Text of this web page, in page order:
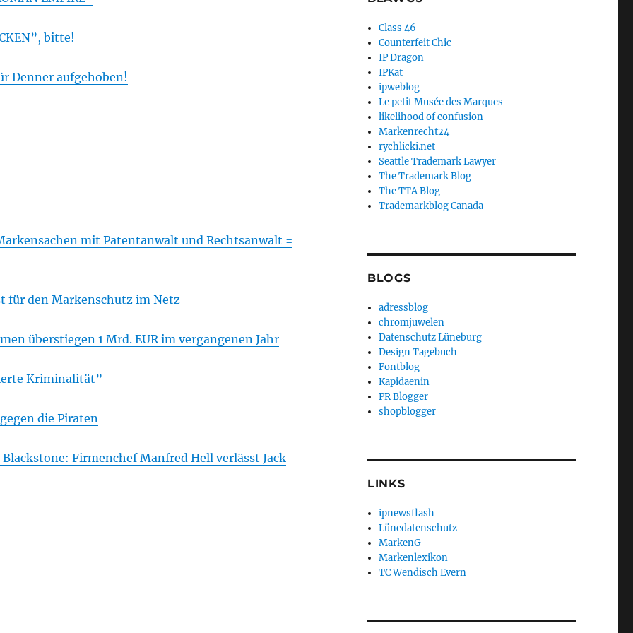
bitte!
Denner aufgehoben!
mit Patentanwalt und Rechtsanwalt =
für den Markenschutz im Netz
überstiegen 1 Mrd. EUR im vergangenen Jahr
Kriminalität”
die Piraten
Firmenchef Manfred Hell verlässt Jack
Class 46
Counterfeit Chic
IP Dragon
IPKat
ipweblog
Le petit Musée des Marques
likelihood of confusion
Markenrecht24
rychlicki.net
Seattle Trademark Lawyer
The Trademark Blog
The TTA Blog
Trademarkblog Canada
BLOGS
adressblog
chromjuwelen
Datenschutz Lüneburg
Design Tagebuch
Fontblog
Kapidaenin
PR Blogger
shopblogger
LINKS
ipnewsflash
Lünedatenschutz
MarkenG
Markenlexikon
TC Wendisch Evern